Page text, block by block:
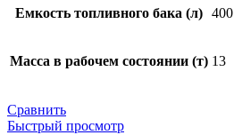
Емкость топливного бака (л) 400
Масса в рабочем состоянии (т) 13
Сравнить
Быстрый просмотр